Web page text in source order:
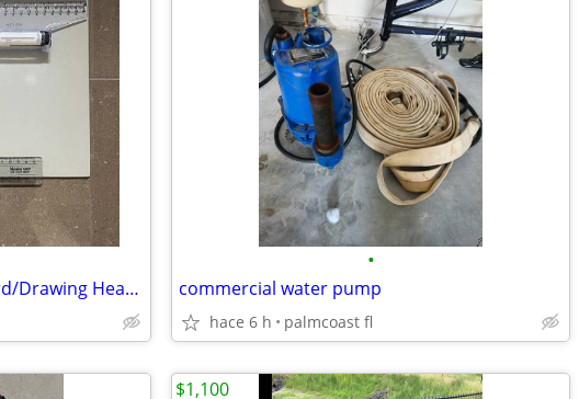
Vintage -1970’s Drawing Board/Drawing Head/Angular Ruler/Rolling Ruler
•
commercial water pump
hace 6 h palmcoast fl
$1,100